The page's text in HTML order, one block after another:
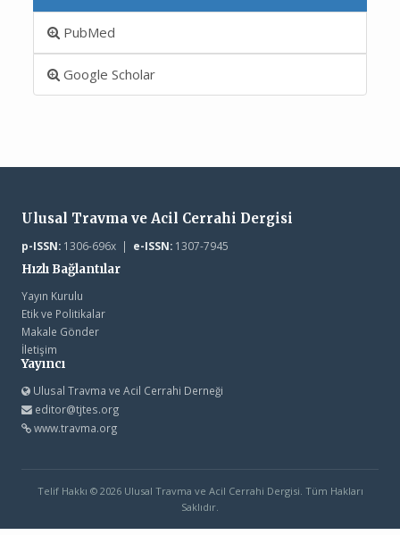
PubMed
Google Scholar
Ulusal Travma ve Acil Cerrahi Dergisi
p-ISSN:1306-696x | e-ISSN:1307-7945
Hızlı Bağlantılar
Yayın Kurulu
Etik ve Politikalar
Makale Gönder
İletişim
Yayıncı
Ulusal Travma ve Acil Cerrahi Derneği
editor@tjtes.org
www.travma.org
Telif Hakkı © 2026 Ulusal Travma ve Acil Cerrahi Dergisi. Tüm Hakları
Saklıdır.